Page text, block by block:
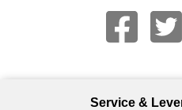
Service &